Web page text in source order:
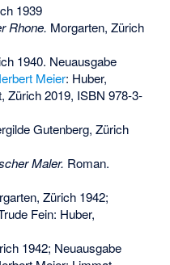
1939
Rhone. Morgarten, Zürich
1940. Neuausgabe
Meier: Huber,
Zürich 2019, ISBN 978-3-
Gutenberg, Zürich
Maler. Roman.
Zürich 1942;
Fein: Huber,
1942; Neuausgabe